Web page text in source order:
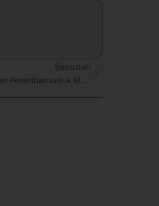
Sesudah
9 Kiat Mendorong Publikasi Luaran Penelitian untuk Meningkatkan Akreditasi Perguruan Tinggi